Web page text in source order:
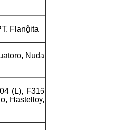
Flanĝita
Nuda
(L), F316
Hastelloy,